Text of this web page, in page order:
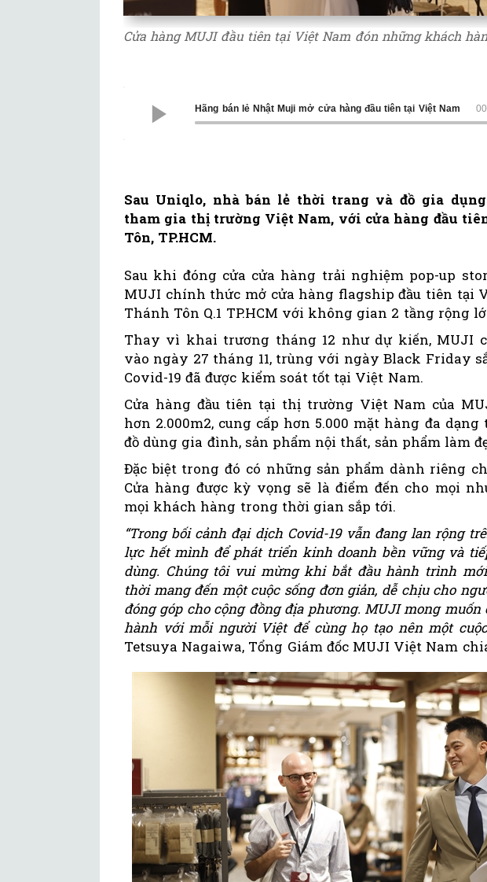
Cửa hàng MUJI đầu tiên tại Việt Nam đón những khách
Hãng bán lẻ Nhật Muji mở cửa hàng đầu tiên tại Việt Nam
Sau Uniqlo, nhà bán lẻ thời trang và đồ gia
tham gia thị trường Việt Nam, với cửa hàng đầu
Tôn, TP.HCM.
Sau khi đóng cửa cửa hàng trải nghiệm pop-up
MUJI chính thức mở cửa hàng flagship đầu tiên tại
Thánh Tôn Q.1 TP.HCM với không gian 2 tầng rộng
Thay vì khai trương tháng 12 như dự kiến, MUJI
vào ngày 27 tháng 11, trùng với ngày Black Friday
Covid-19 đã được kiểm soát tốt tại Việt Nam.
Cửa hàng đầu tiên tại thị trường Việt Nam của
hơn 2.000m2, cung cấp hơn 5.000 mặt hàng đa dạng
đồ dùng gia đình, sản phẩm nội thất, sản phẩm làm
Đặc biệt trong đó có những sản phẩm dành riêng
Cửa hàng được kỳ vọng sẽ là điểm đến cho mọi
mọi khách hàng trong thời gian sắp tới.
“Trong bối cảnh đại dịch Covid-19 vẫn đang lan rộng
lực hết mình để phát triển kinh doanh bền vững và
dùng. Chúng tôi vui mừng khi bắt đầu hành trình
thời mang đến một cuộc sống đơn giản, dễ chịu cho
đóng góp cho cộng đồng địa phương. MUJI mong
hành với mỗi người Việt để cùng họ tạo nên một
Tetsuya Nagaiwa, Tổng Giám đốc MUJI Việt Nam